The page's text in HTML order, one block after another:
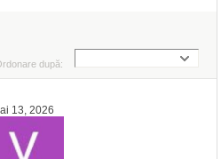
după:
13, 2026